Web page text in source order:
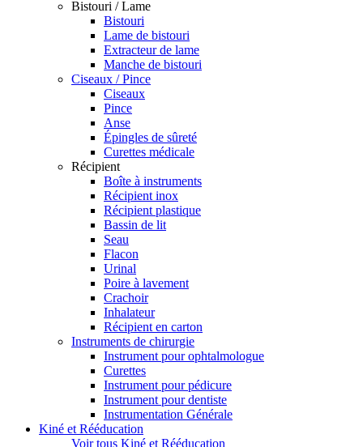
Bistouri / Lame
Bistouri
Lame de bistouri
Extracteur de lame
Manche de bistouri
Ciseaux / Pince
Ciseaux
Pince
Anse
Épingles de sûreté
Curettes médicale
Récipient
Boîte à instruments
Récipient inox
Récipient plastique
Bassin de lit
Seau
Flacon
Urinal
Poire à lavement
Crachoir
Inhalateur
Récipient en carton
Instruments de chirurgie
Instrument pour ophtalmologue
Curettes
Instrument pour pédicure
Instrument pour dentiste
Instrumentation Générale
Kiné et Rééducation
Voir tous Kiné et Rééducation